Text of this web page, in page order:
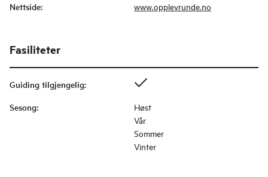
Nettside: www.opplevrunde.no
Fasiliteter
Guiding tilgjengelig:
Sesong:
Høst
Vår
Sommer
Vinter